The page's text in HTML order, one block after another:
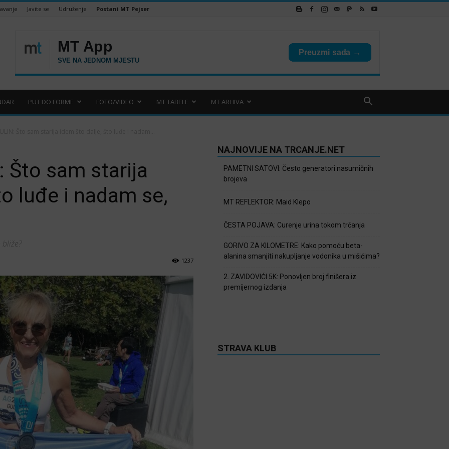
Javite se Udruženje Postani MT Pejser
PUT DO FORME FOTO/VIDEO MT TABELE MT ARHIVA
Što sam starija
luđe i nadam se,
bliže?
1237
NAJNOVIJE NA TRCANJE.NET
PAMETNI SATOVI: Često generatori nasumičnih
brojeva
MT REFLEKTOR: Maid Klepo
ČESTA POJAVA: Curenje urina tokom trčanja
GORIVO ZA KILOMETRE: Kako pomoću beta-
alanina smanjiti nakupljanje vodonika u mišićima?
2. ZAVIDOVIĆI 5K: Ponovljen broj finišera iz
premijernog izdanja
STRAVA KLUB